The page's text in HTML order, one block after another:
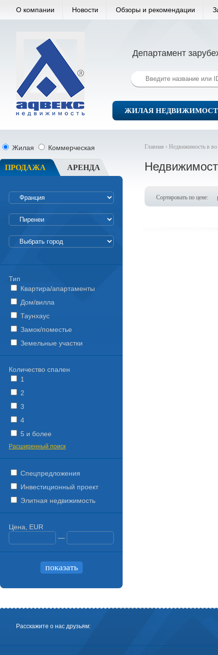
О компании Новости Обзоры и рекомендации
Департамент
ЖИЛАЯ
Главная › Недвижимость в
Сортировать по цене:
Жилая Коммерческая
ПРОДАЖА АРЕНДА
Тип
Квартира/апартаменты
Дом/вилла
Таунхаус
Замок/поместье
Земельные участки
Количество спален
1
2
3
4
5 и более
Расширенный поиск
Спецпредложения
Инвестиционный проект
Элитная недвижимость
Цена, EUR
—
Расскажите о нас друзьям: